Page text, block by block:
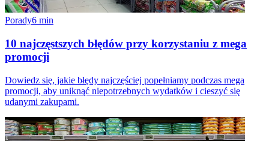
Porady6 min
10 najczęstszych błędów przy korzystaniu z mega
promocji
Dowiedz się, jakie błędy najczęściej popełniamy podczas mega
promocji, aby uniknąć niepotrzebnych wydatków i cieszyć się
udanymi zakupami.